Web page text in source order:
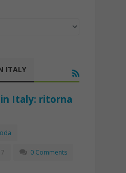
ITALY
Italy: ritorna
0 Comments